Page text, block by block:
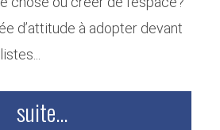
d’attitude à adopter devant
suite...